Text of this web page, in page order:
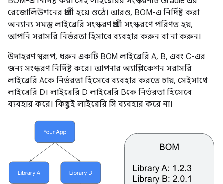
রেজোলিউশনের প্রার্থী হয়ে ওঠে। আরও, BOM-এ নির্দিষ্ট করা
অন্যান্য সমস্ত লাইব্রেরি সংস্করণ প্রার্থী সংস্করণে পরিণত হয়,
আপনি সরাসরি নির্ভরতা হিসাবে ব্যবহার করুন বা না করুন।
উদাহরণ স্বরূপ, ধরুন একটি BOM লাইব্রেরি A, B, এবং C-এর
জন্য সংস্করণ নির্দিষ্ট করে। আপনার অ্যাপ্লিকেশন সরাসরি
লাইব্রেরি Aকে নির্ভরতা হিসেবে ব্যবহার করতে চায়, সেইসাথে
লাইব্রেরি D। লাইব্রেরি D লাইব্রেরি Bকে নির্ভরতা হিসেবে
ব্যবহার করে। কিছুই লাইব্রেরি সি ব্যবহার করে না।